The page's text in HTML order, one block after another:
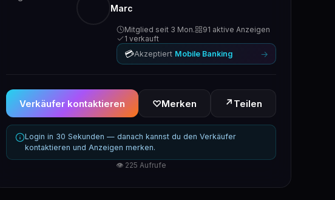
Marc
Mitglied seit 3 Mon.
91 aktive Anzeigen
1 verkauft
💳Akzeptiert Mobile Banking →
Verkäufer kontaktieren ♡Merken ↗ Teilen
Login in 30 Sekunden — danach kannst du den Verkäufer
kontaktieren und Anzeigen merken.
👁 225 Aufrufe